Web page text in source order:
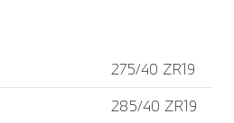
275/40 ZR19
285/40 ZR19